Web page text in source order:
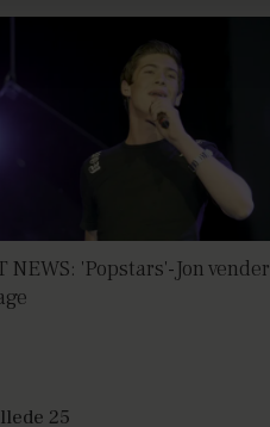
NEWS: 'Popstars'-Jon vender